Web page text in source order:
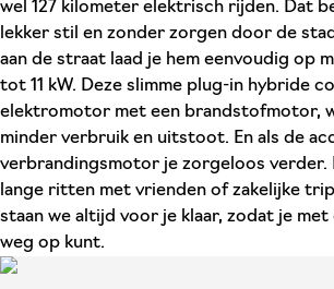
wel 127 kilometer elektrisch rijden. Dat
lekker stil en zonder zorgen door de
aan de straat laad je hem eenvoudig op
tot 11 kW. Deze slimme plug-in hybride
elektromotor met een brandstofmotor,
minder verbruik en uitstoot. En als de
verbrandingsmotor je zorgeloos
lange ritten met vrienden of zakelijke
staan we altijd voor je klaar, zodat je
weg op kunt.